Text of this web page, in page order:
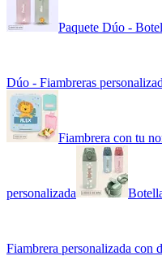
Paquete Dúo -
Dúo - Fiambreras
Fiambrera con tu
personalizada
Fiambrera personalizada con